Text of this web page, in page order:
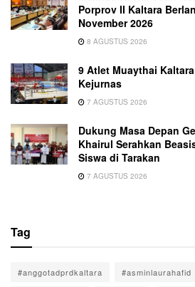
Porprov II Kaltara
November 2026
8 AGUSTUS 2026
9 Atlet Muaythai
Kejurnas
7 AGUSTUS 2026
Dukung Masa Depan
Khairul Serahkan
Siswa di Tarakan
7 AGUSTUS 2026
Tag
#anggotadprdkaltara #asminlaurahafid